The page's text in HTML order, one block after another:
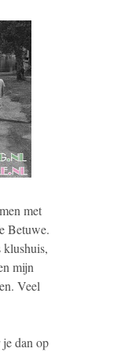
met
Betuwe.
mijn
Veel
dan op